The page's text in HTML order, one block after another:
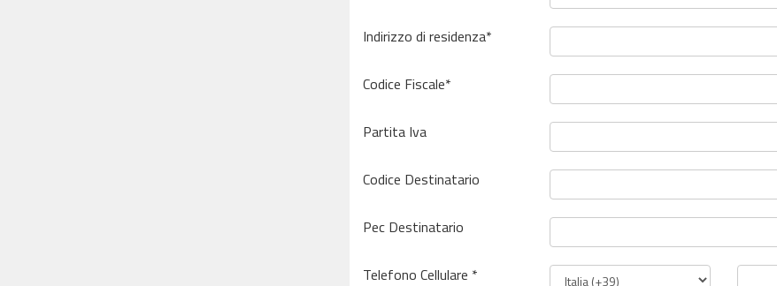
Indirizzo di residenza*
Codice Fiscale*
Partita Iva
Codice Destinatario
Pec Destinatario
Telefono Cellulare *